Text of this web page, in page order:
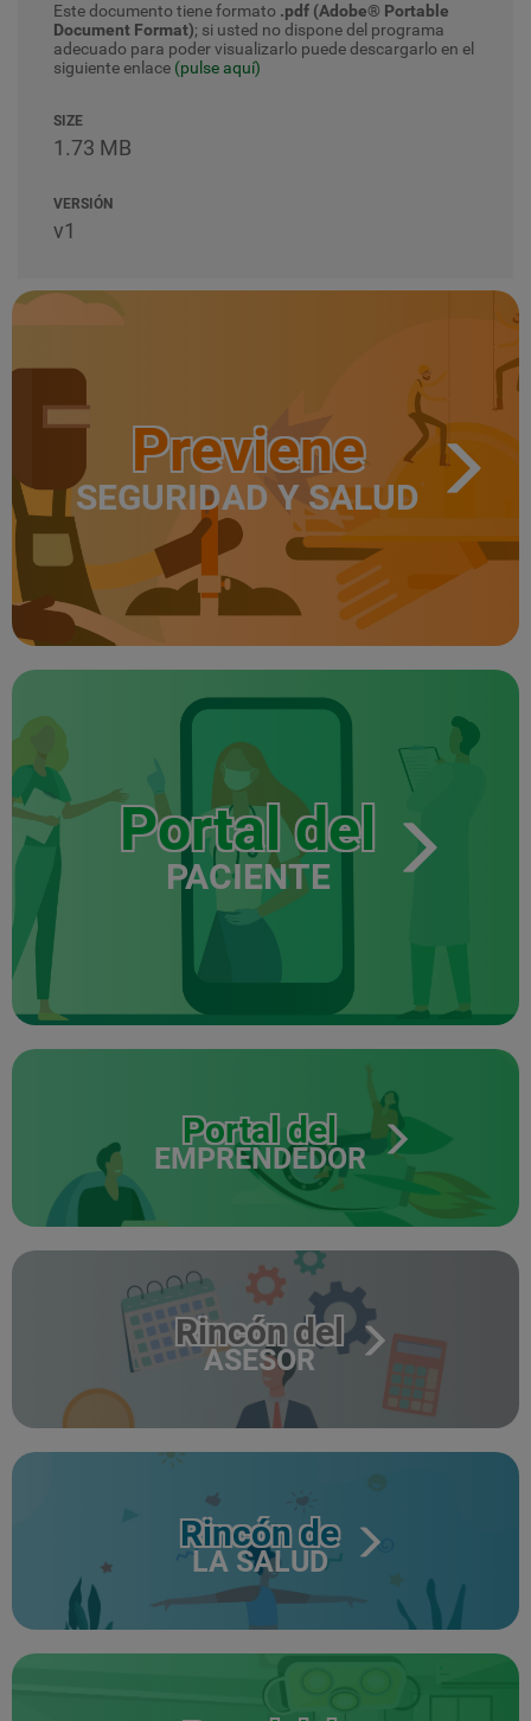
Este documento tiene formato .pdf (Adobe® Portable
Document Format); si usted no dispone del programa
adecuado para poder visualizarlo puede descargarlo en el
siguiente enlace (pulse aquí)
SIZE
1.73 MB
VERSIÓN
v1
Previene
SEGURIDAD Y SALUD
Portal del
PACIENTE
Portal del
EMPRENDEDOR
Rincón del
ASESOR
Rincón de
LA SALUD